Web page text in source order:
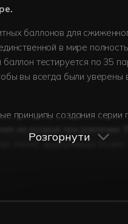
баллонов для
в мире
тестируется по 35
вы всегда были
принципы создания
на разрыв при давлении
пломб, выдерживая
Розгорнути